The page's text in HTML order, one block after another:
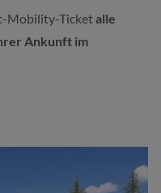
Mobility-Ticketalle
Ankunft im